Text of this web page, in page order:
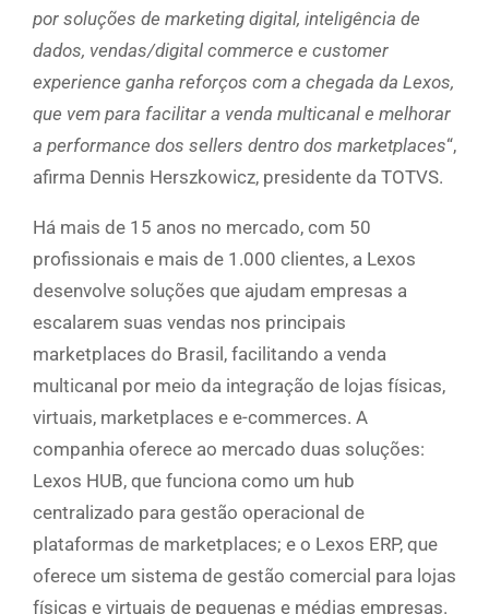
por soluções de marketing digital, inteligência de
dados, vendas/digital commerce e customer
experience ganha reforços com a chegada da Lexos,
que vem para facilitar a venda multicanal e melhorar
a performance dos sellers dentro dos marketplaces“,
afirma Dennis Herszkowicz, presidente da TOTVS.
Há mais de 15 anos no mercado, com 50
profissionais e mais de 1.000 clientes, a Lexos
desenvolve soluções que ajudam empresas a
escalarem suas vendas nos principais
marketplaces do Brasil, facilitando a venda
multicanal por meio da integração de lojas físicas,
virtuais, marketplaces e e-commerces. A
companhia oferece ao mercado duas soluções:
Lexos HUB, que funciona como um hub
centralizado para gestão operacional de
plataformas de marketplaces; e o Lexos ERP, que
oferece um sistema de gestão comercial para lojas
físicas e virtuais de pequenas e médias empresas.